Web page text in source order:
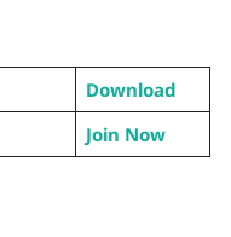
Download
Join Now